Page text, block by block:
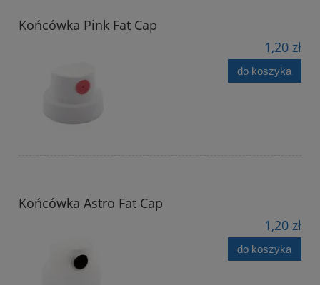
Końcówka Pink Fat Cap
1,20 zł
do koszyka
Końcówka Astro Fat Cap
1,20 zł
do koszyka